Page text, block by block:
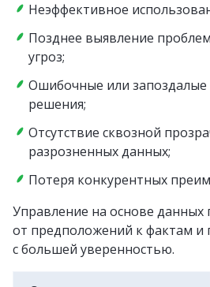
Неэффективное
Позднее выявление
угроз;
Ошибочные или запоздалые
решения;
Отсутствие сквозной
разрозненных данных;
Потеря конкурентных
Управление на основе данных
от предположений к фактам
с большей уверенностью.